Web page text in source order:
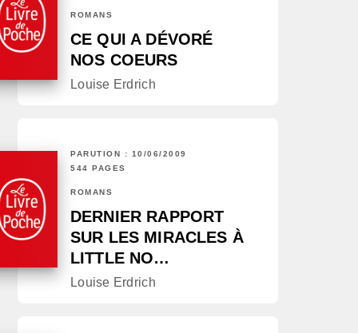
ROMANS
CE QUI A DÉVORÉ
NOS COEURS
Louise Erdrich
PARUTION : 10/06/2009
544 PAGES
ROMANS
DERNIER RAPPORT
SUR LES MIRACLES À
LITTLE NO…
Louise Erdrich